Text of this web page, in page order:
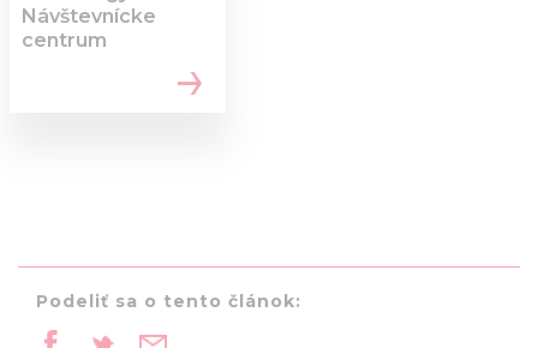
Návštevnícke
centrum
Podeliť sa o tento článok: